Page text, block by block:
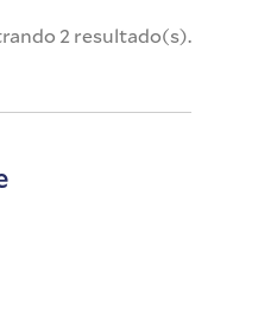
2 resultado(s).